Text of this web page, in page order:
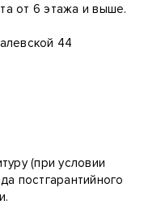
от 6 этажа и выше.
44
(при условии
постгарантийного